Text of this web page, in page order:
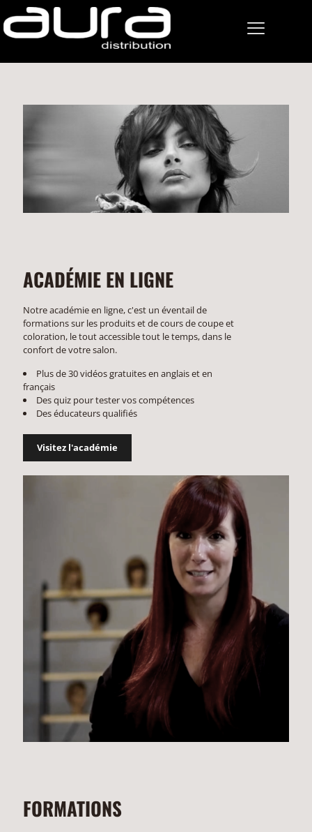
ACADÉMIE EN LIGNE
Notre académie en ligne, c'est un éventail de
formations sur les produits et de cours de coupe et
coloration, le tout accessible tout le temps, dans le
confort de votre salon.
Plus de 30 vidéos gratuites en anglais et en
français
Des quiz pour tester vos compétences
Des éducateurs qualifiés
Visitez l'académie
FORMATIONS